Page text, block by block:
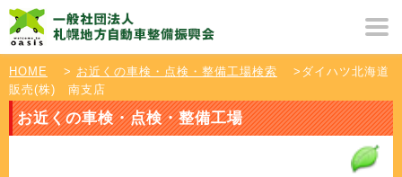
HOME > お近くの車検・点検・整備工場検索
>ダイハツ北海道
販売(株) 南支店
お近くの車検・点検・整備工場